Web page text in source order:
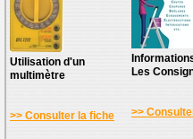
Utilisation d'un
multimètre
>> Consulter la fiche
Les
>>